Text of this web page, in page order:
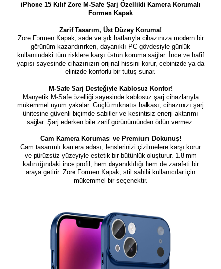
iPhone 15 Kılıf Zore M-Safe Şarj Özellikli Kamera Korumalı
Formen Kapak
Zarif Tasarım, Üst Düzey Koruma!
Zore Formen Kapak, sade ve şık hatlarıyla cihazınıza modern bir
görünüm kazandırırken, dayanıklı PC gövdesiyle günlük
kullanımdaki tüm risklere karşı üstün koruma sağlar. İnce ve hafif
yapısı sayesinde cihazınızın orijinal hissini korur, cebinizde ya da
elinizde konforlu bir tutuş sunar.
M-Safe Şarj Desteğiyle Kablosuz Konfor!
Manyetik M-Safe özelliği sayesinde kablosuz şarj cihazlarıyla
mükemmel uyum yakalar. Güçlü mıknatıs halkası, cihazınızı şarj
ünitesine güvenli biçimde sabitler ve kesintisiz enerji aktarımı
sağlar. Şarj ederken bile zarif görünümünden ödün vermez.
Cam Kamera Koruması ve Premium Dokunuş!
Cam tasarımlı kamera adası, lenslerinizi çizilmelere karşı korur
ve pürüzsüz yüzeyiyle estetik bir bütünlük oluşturur. 1.8 mm
kalınlığındaki ince profil, hem dayanıklılığı hem de zarafeti bir
araya getirir. Zore Formen Kapak, stil sahibi kullanıcılar için
mükemmel bir seçenektir.